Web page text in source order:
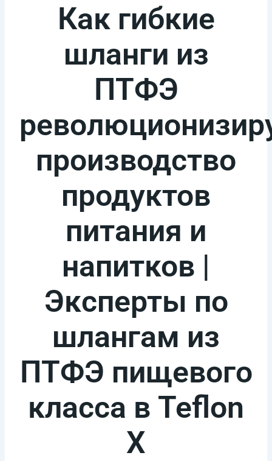
Как гибкие
шланги из
ПТФЭ
производство
продуктов
питания и
напитков |
Эксперты по
шлангам из
ПТФЭ пищевого
класса в Teflon
X